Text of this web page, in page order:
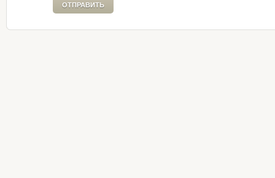
ОТПРАВИТЬ